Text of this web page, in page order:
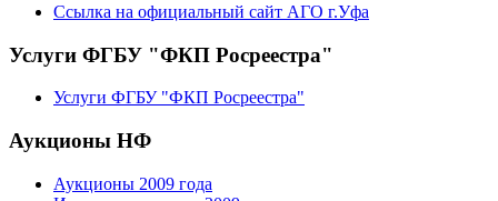
Ссылка на официальный сайт АГО г.Уфа
Услуги ФГБУ "ФКП Росреестра"
Услуги ФГБУ "ФКП Росреестра"
Аукционы НФ
Аукционы 2009 года